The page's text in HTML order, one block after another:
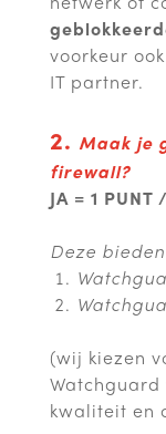
voorkeur
IT partner.
2. Maak je
firewall?
JA = 1 PUNT
Deze
(wij kiezen
kwaliteit en